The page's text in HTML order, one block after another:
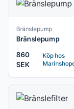
Bränslepump
Bränslepump
860
SEK
Köp hos